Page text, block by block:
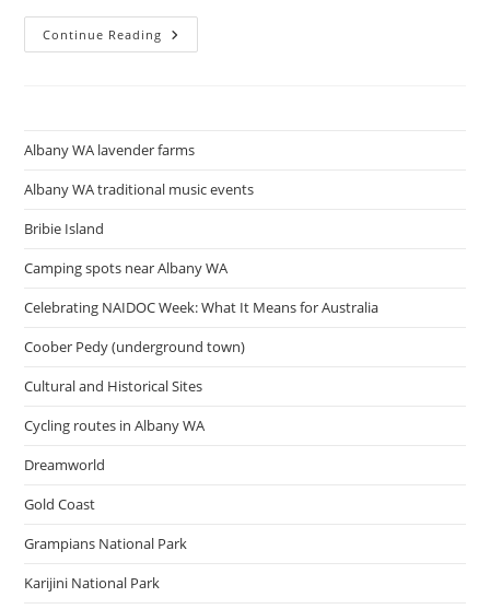
Continue Reading Explore
>
Albany WA lavender farms
Albany WA traditional music events
Bribie Island
Camping spots near Albany WA
Celebrating NAIDOC Week: What It Means for Australia
Coober Pedy (underground town)
Cultural and Historical Sites
Cycling routes in Albany WA
Dreamworld
Gold Coast
Grampians National Park
Karijini National Park